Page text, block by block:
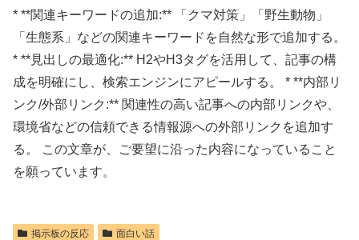
* **関連キーワードの追加:** 「クマ対策」「野生動物」
「生態系」などの関連キーワードを自然な形で追加する。
* **見出しの最適化:** H2やH3タグを活用して、記事の構
成を明確にし、検索エンジンにアピールする。 * **内部リ
ンク/外部リンク:** 関連性の高い記事への内部リンクや、
環境省などの信頼できる情報源への外部リンクを追加す
る。 この文章が、ご要望に沿った内容になっていること
を願っています。
掲示板の反応 面白い話